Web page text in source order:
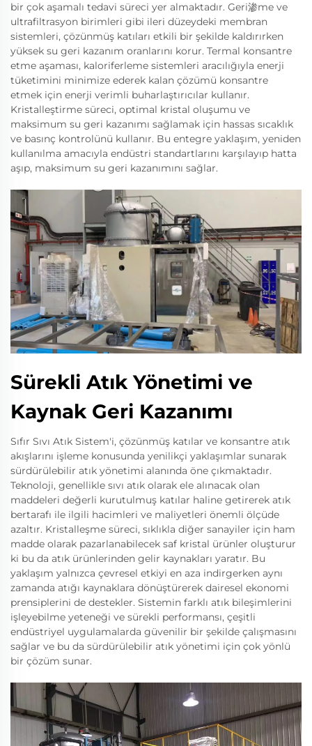
bir çok aşamalı tedavi süreci yer almaktadır. Geri渗me ve
ultrafiltrasyon birimleri gibi ileri düzeydeki membran
sistemleri, çözünmüş katıları etkili bir şekilde kaldırırken
yüksek su geri kazanım oranlarını korur. Termal konsantre
etme aşaması, kaloriferleme sistemleri aracılığıyla enerji
tüketimini minimize ederek kalan çözümü konsantre
etmek için enerji verimli buharlaştırıcılar kullanır.
Kristalleştirme süreci, optimal kristal oluşumu ve
maksimum su geri kazanımı sağlamak için hassas sıcaklık
ve basınç kontrolünü kullanır. Bu entegre yaklaşım, yeniden
kullanılma amacıyla endüstri standartlarını karşılayıp hatta
aşıp, maksimum su geri kazanımını sağlar.
Sürekli Atık Yönetimi ve
Kaynak Geri Kazanımı
Sıfır Sıvı Atık Sistem'i, çözünmüş katılar ve konsantre atık
akışlarını işleme konusunda yenilikçi yaklaşımlar sunarak
sürdürülebilir atık yönetimi alanında öne çıkmaktadır.
Teknoloji, genellikle sıvı atık olarak ele alınacak olan
maddeleri değerli kurutulmuş katılar haline getirerek atık
bertarafı ile ilgili hacimleri ve maliyetleri önemli ölçüde
azaltır. Kristalleşme süreci, sıklıkla diğer sanayiler için ham
madde olarak pazarlanabilecek saf kristal ürünler oluşturur
ki bu da atık ürünlerinden gelir kaynakları yaratır. Bu
yaklaşım yalnızca çevresel etkiyi en aza indirgerken aynı
zamanda atığı kaynaklara dönüştürerek dairesel ekonomi
prensiplerini de destekler. Sistemin farklı atık bileşimlerini
işleyebilme yeteneği ve sürekli performansı, çeşitli
endüstriyel uygulamalarda güvenilir bir şekilde çalışmasını
sağlar ve bu da sürdürülebilir atık yönetimi için çok yönlü
bir çözüm sunar.